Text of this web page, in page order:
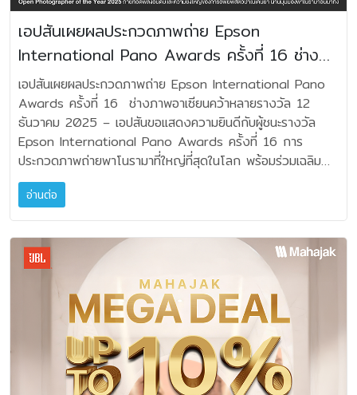
http://www.facebook.com/MahajakLiving/ IG :
https://www.instagram.com/mahajak_living/ Mahajak
Service Center 1516 หรือ
เสียงและแสงไฟได้อย่างอิสระผ่านแอปพลิเคชัน Harman
Kardon One และอีกหนึ่งไฮไลท์สำคัญคือกลุ่มซาวด์บาร์
Harman Kardon Enchant Series ที่ยกระดับประสบการณ์
โฮมเธียเตอร์ภายในบ้าน โดยประกอบด้วย 4 รุ่น ได้แก่
Enchant 1100, Enchant 900, Enchant Speaker และ
Enchant Sub สำหรับ Enchant 1100 และ Enchant 900
มาพร้อมระบบ Up-firing Height Drivers ที่ช่วยสร้างมิติเสียง
เหนือศีรษะ ผสานเทคโนโลยี Dolby Atmos® และ
MultiBeam™ เอกสิทธิ์เฉพาะของ Harman Kardon ที่ช่วย
กระจายเสียงให้ครอบคลุมทั้งห้องโดยไม่ต้องติดตั้งลำโพงเพิ่ม
เติม พร้อมเทคโนโลยี Harman PureVoice ที่ช่วยขับเสียง
pass-through พร้อม Dolby Vision™ ส่วน Enchant
Speaker เป็นลำโพงไร้สายที่รองรับ Dolby Atmos® Music
สำหรับการฟังเพลงแบบเสียงรอบทิศทาง สามารถใช้งานเดี่ยว
หรือทำงานร่วมกับซาวด์บาร์ได้อย่างยืดหยุ่น ขณะที่ Enchant
Sub เป็นซับวูฟเฟอร์ไร้สายขนาดกะทัดรัดที่ช่วยเติมเต็มพลังเสียง
เบสให้หนักแน่นและสมจริงยิ่งขึ้น นอกเหนือจากการนำเสนอ
ไลน์อัปผลิตภัณฑ์ใหม่ที่สะท้อนตัวตนของ “ฮาร์แมน คาร์ดอน”
(Harman Kardon) ในปีนี้แล้ว อีกหนึ่งองค์ประกอบสำคัญที่
งวด และมุ่งลงทุนเฉพาะโครงการที่มีความ สำคัญเชิงกลยุทธ์
หรือจำเป็นต่อภารกิจหลักขององค์กร สะท้อนให้เห็นว่าตลาดอยู่ใน
ภาวะระมัดระวัง แต่ความต้องการพื้นฐานยังคงมีอยู่ในระบบ
สำหรับผลการดำเนินงานปีนี้ เอปสันคาดว่ารายได้รวมจะทรงตัว
ใกล้เคียงกับปีก่อนหน้า ท่ามกลางภาวะตลาดที่ชะลอตัวจากปัจจัย
กดดันรอบด้าน แม้ว่าผลิตภัณฑ์ในกลุ่ม B2C จะไม่สามารถเติบโต
ได้ตามเป้าหมาย โดยคาดว่ารายได้จะปรับลดลงประมาณ 5% แต่
ในทางกลับกัน กลุ่มผลิตภัณฑ์สำหรับองค์กรธุรกิจ (B2B) หลาย
รายการกลับสร้างการเติบโตได้อย่างโดดเด่น โดยเครื่องพิมพ์
อิงค์เจ็ทเพื่อธุรกิจเติบโตถึง 40% และสแกนเนอร์เติบโตที่ 25%
เช่นเดียวกับกลุ่มเครื่องพิมพ์เชิงพาณิชย์และอุตสาหกรรมที่ยังคง
ขยายตัวอย่างต่อเนื่อง ทั้งเครื่องพิมพ์ฉลากสี ColorWorks
เติบโตที่ 20% และเครื่องพิมพ์ป้ายโฆษณา 10% รวมถึงหุ่นยนต์
อุตสาหกรรม 20% การเติบโตของกลุ่มผลิตภัณฑ์ B2B เหล่านี้
สะท้อนให้เห็นถึงความเชื่อมั่นของลูกค้าองค์กรที่ยังคงเดินหน้า
ลงทุนในโซลูชันที่ช่วยเพิ่มประสิทธิภาพการดำเนินงาน สร้างความ
คุ้มค่าในระยะสั้น และเสริมศักยภาพการแข่งขันเพื่อรองรับการ
เติบโตของธุรกิจในระยะยาว “แรงขับสำคัญที่สนับสนุนการ
เติบโตของธุรกิจ B2B ของเอปสัน มาจากการมุ่งทำตลาดใน
ระดับ Mid-High อย่างชัดเจน ทั้งในกลุ่มเครื่องพิมพ์อิงค์เจ็ท
เอปสันเผยผลประกวดภาพถ่าย Epson
International Pano Awards ครั้งที่ 16 ช่าง
ภาพอาเซียนคว้าหลายรางวัล
เอปสันเผยผลประกวดภาพถ่าย Epson International Pano
Awards ครั้งที่ 16 ช่างภาพอาเซียนคว้าหลายรางวัล 12
ธันวาคม 2025 – เอปสันขอแสดงความยินดีกับผู้ชนะรางวัล
Epson International Pano Awards ครั้งที่ 16 การ
ประกวดภาพถ่ายพาโนรามาที่ใหญ่ที่สุดในโลก พร้อมร่วมเฉลิม
ฉลองความสำเร็จของช่างภาพจากเอเชียตะวันออกเฉียงใต้ โดย
เฉพาะวิลเลียม ชัว (William Chua) จากสิงคโปร์ ผู้คว้ารางวัล
The Pano Awards Southeast Asia Open
Photographer of the Year 2025 Epson
International Pano Awards ยังคงเป็นเวทีระดับโลกที่
รวบรวมผลงานภาพถ่ายพาโนรามาจากทั่วทุกมุมโลก โดยในปีนี้
ช่างภาพจากภูมิภาคเอเชียตะวันออกเฉียงใต้ยังคงสร้างผลงาน
โดดเด่นต่อเนื่อง หลังจากเอปสัน เอเชียตะวันออกเฉียงใต้เข้าร่วม
เป็นผู้สนับสนุนหลักร่วมตั้งแต่ปี 2024 ผลงานภาพ
“Wildebeest” ของวิลเลียม ชัว โดดเด่นด้วยมุมมอง
สร้างสรรค์ ถ่ายทอดพลังและความตื่นเต้นของการอพยพครั้งยิ่ง
ใหญ่ของวิลเดอบีสต์ในเคนยาได้อย่างน่าประทับใจ “ผมได้ดูการ
อ่านต่อ